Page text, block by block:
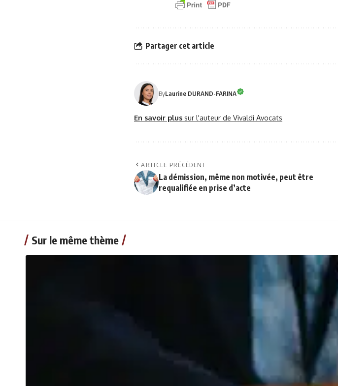
Partager cet article
ByLaurine DURAND-FARINA
En savoir plus sur l'auteur de Vivaldi Avocats
ARTICLE PRÉCÉDENT
La démission, même non motivée, peut être
requalifiée en prise d’acte
Sur le même thème